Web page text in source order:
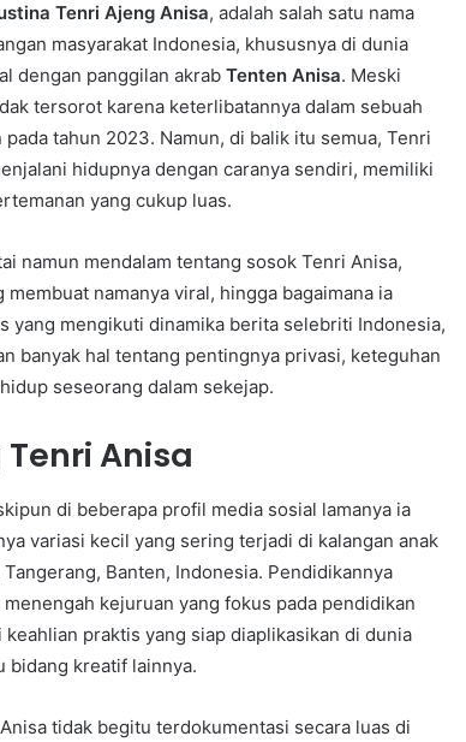
Tenri Ajeng Anisa, adalah salah satu nama
masyarakat Indonesia, khususnya di dunia
dengan panggilan akrab Tenten Anisa. Meski
tersorot karena keterlibatannya dalam sebuah
tahun 2023. Namun, di balik itu semua, Tenri
hidupnya dengan caranya sendiri, memiliki
yang cukup luas.
namun mendalam tentang sosok Tenri Anisa,
namanya viral, hingga bagaimana ia
yang mengikuti dinamika berita selebriti Indonesia,
banyak hal tentang pentingnya privasi, keteguhan
seseorang dalam sekejap.
Anisa
di beberapa profil media sosial lamanya ia
variasi kecil yang sering terjadi di kalangan anak
Banten, Indonesia. Pendidikannya
kejuruan yang fokus pada pendidikan
praktis yang siap diaplikasikan di dunia
bidang kreatif lainnya.
tidak begitu terdokumentasi secara luas di